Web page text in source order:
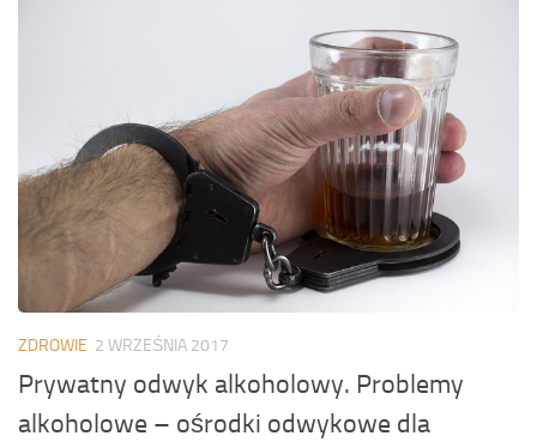
ZDROWIE 2 WRZEŚNIA 2017
Prywatny odwyk alkoholowy. Problemy
alkoholowe – ośrodki odwykowe dla